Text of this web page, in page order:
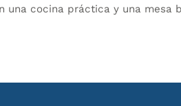
una cocina práctica y una mesa
las superficies y las